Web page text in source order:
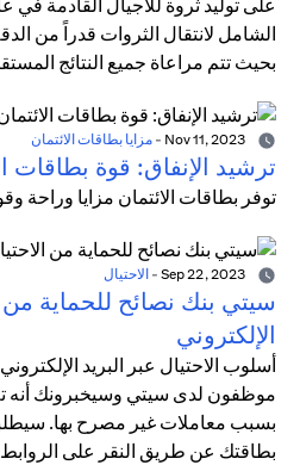
على توليد ثروة للأجيال القادمة في
الشامل لانتقال الثروات قدراً من
بحيث تتم مراعاة جميع النتائج
- مزايا بطاقات الائتمان
ترشيد الإنفاق: قوة بطاقات
توفر بطاقات الائتمان مزايا وراحة
- الاحتيال
سيتي بنك نصائح للحماية من
الإلكتروني
أسلوب الاحتيال عبر البريد
موظفون لدى سيتي وسيخبرونك أنه
بسبب معاملات غير مصرح بها.
بطاقتك عن طريق النقر على